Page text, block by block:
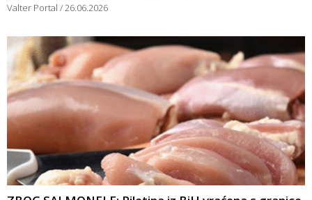
Valter Portal 26.06.2026